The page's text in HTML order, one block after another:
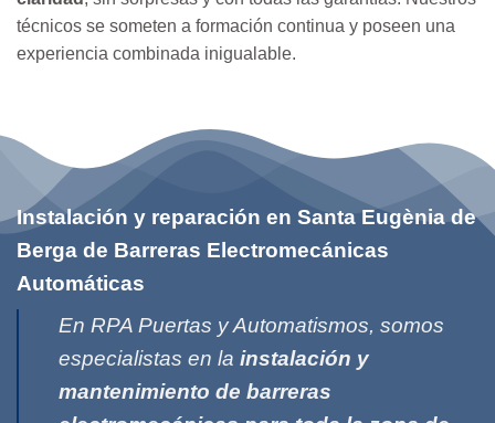
técnicos se someten a formación continua y poseen una
experiencia combinada inigualable.
Instalación y reparación en Santa Eugènia de
Berga de Barreras Electromecánicas
Automáticas
En RPA Puertas y Automatismos, somos
especialistas en la instalación y
mantenimiento de barreras